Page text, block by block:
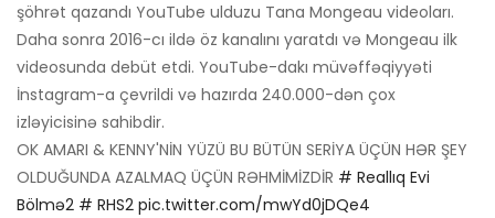
şöhrət qazandı YouTube ulduzu Tana Mongeau videoları.
Daha sonra 2016-cı ildə öz kanalını yaratdı və Mongeau ilk
videosunda debüt etdi. YouTube-dakı müvəffəqiyyəti
İnstagram-a çevrildi və hazırda 240.000-dən çox
izləyicisinə sahibdir.
OK AMARI & KENNY'NİN YÜZÜ BU BÜTÜN SERİYA ÜÇÜN HƏR ŞEY
OLDUĞUNDA AZALMAQ ÜÇÜN RƏHMİMİZDİR # Reallıq Evi
Bölmə2 # RHS2 pic.twitter.com/mwYd0jDQe4